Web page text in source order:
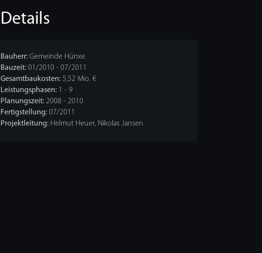
Details
Bauherr:Gemeinde Hünxe
Bauzeit:01/2010 - 07/2011
Gesamtbaukosten:5,52 Mio. €
Leistungsphasen:1 - 9
Planungszeit:2008 - 2010
Fertigstellung:07/2011
Projektleitung:Helmut Heuer, Nikolas Jansen